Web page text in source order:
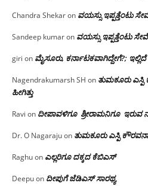
Chandra Shekaron ವಯಸ್ಸು ಇಪ್ಪತ್ತೆಂಟು
Sandeep kumaron ವಯಸ್ಸು ಇಪ್ಪತ್ತೆಂಟು
giri on ಮೈಸೂರು, ಕರ್ನಾಟಕವಾಗಿದ್ದೇಗೆ?;
Nagendrakumarsh SH on ತುಮಕೂರು
ಹೀಗಿತ್ತು
Ravi on ದೀಪಾವಳಿಗೂ ಶ್ರೀರಾಮನಿಗೂ ಇರುವ
Dr. O Nagarajuon ತುಮಕೂರು ಎಸ್ಪಿ
Raghuon ಎಲ್ಲರಿಗೂ ದಕ್ಕದ ಕೆಬಿಎಸ್
Deepuon ದೀಪುಗೆ ಜೆಡಿಎಸ್ ಸಾರಥ್ಯ